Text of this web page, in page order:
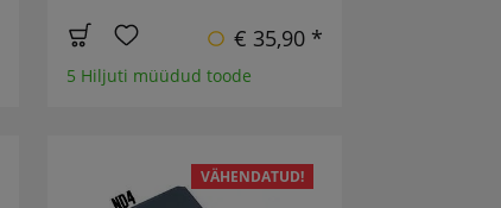
€ 35,90 *
5 Hiljuti müüdud toode
VÄHENDATUD!